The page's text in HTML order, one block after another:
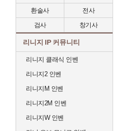
환술사
전사
검사
창기사
리니지 IP 커뮤니티
리니지 클래식 인벤
리니지2 인벤
리니지M 인벤
리니지2M 인벤
리니지W 인벤